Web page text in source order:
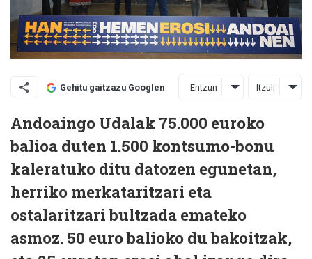
Gehitu gaitzazu Googlen Entzun Itzuli
Andoaingo Udalak 75.000 euroko
balioa duten 1.500 kontsumo-bonu
kaleratuko ditu datozen egunetan,
herriko merkataritzari eta
ostalaritzari bultzada emateko
asmoz. 50 euro balioko du bakoitzak,